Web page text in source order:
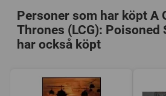
Personer som har köpt A
Thrones (LCG): Poisoned
har också köpt